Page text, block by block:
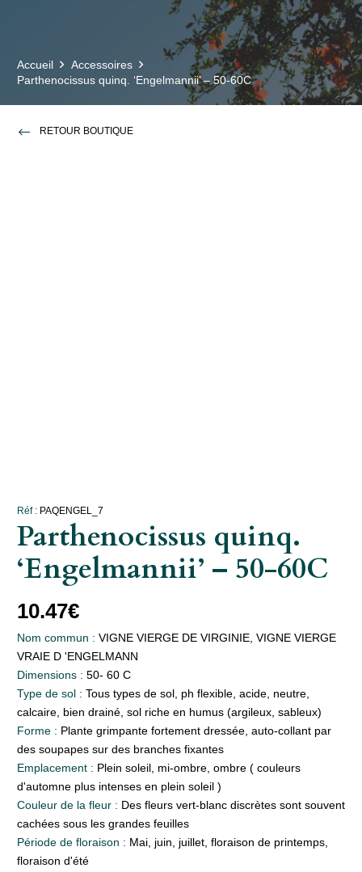
Accueil
Accessoires
Parthenocissus quinq. ‘Engelmannii’ – 50-60C
RETOUR BOUTIQUE
Réf : PAQENGEL_7
Parthenocissus quinq.
‘Engelmannii’ – 50-60C
10.47€
Nom commun : VIGNE VIERGE DE VIRGINIE, VIGNE VIERGE
VRAIE D 'ENGELMANN
Dimensions : 50- 60 C
Type de sol : Tous types de sol, ph flexible, acide, neutre,
calcaire, bien drainé, sol riche en humus (argileux, sableux)
Forme : Plante grimpante fortement dressée, auto-collant par
des soupapes sur des branches fixantes
Emplacement : Plein soleil, mi-ombre, ombre ( couleurs
d'automne plus intenses en plein soleil )
Couleur de la fleur : Des fleurs vert-blanc discrètes sont souvent
cachées sous les grandes feuilles
Période de floraison : Mai, juin, juillet, floraison de printemps,
floraison d'été